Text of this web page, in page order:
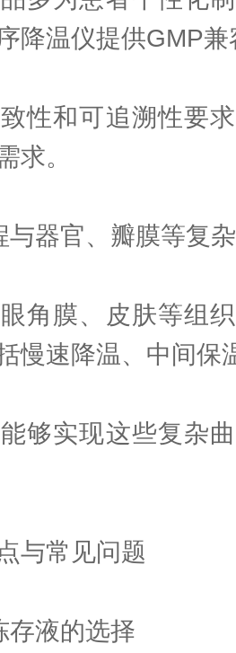
降温仪提供GMP
性和可追溯性要
求。
与器官、瓣膜等复
角膜、皮肤等组
慢速降温、中间保
够实现这些复杂
与常见问题
存液的选择